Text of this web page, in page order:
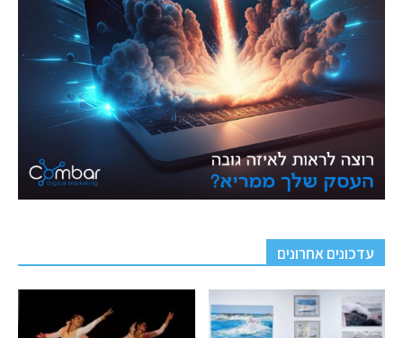
עדכונים אחרונים